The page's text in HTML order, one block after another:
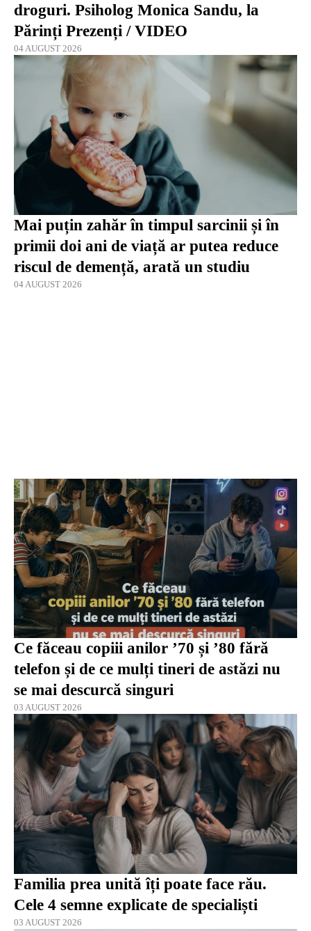
droguri. Psiholog Monica Sandu, la
Părinți Prezenți / VIDEO
04 AUGUST 2026
Mai puțin zahăr în timpul sarcinii și în
primii doi ani de viață ar putea reduce
riscul de demență, arată un studiu
04 AUGUST 2026
Ce făceau copiii anilor ’70 și ’80 fără
telefon și de ce mulți tineri de astăzi nu
se mai descurcă singuri
03 AUGUST 2026
Familia prea unită îți poate face rău.
Cele 4 semne explicate de specialiști
03 AUGUST 2026